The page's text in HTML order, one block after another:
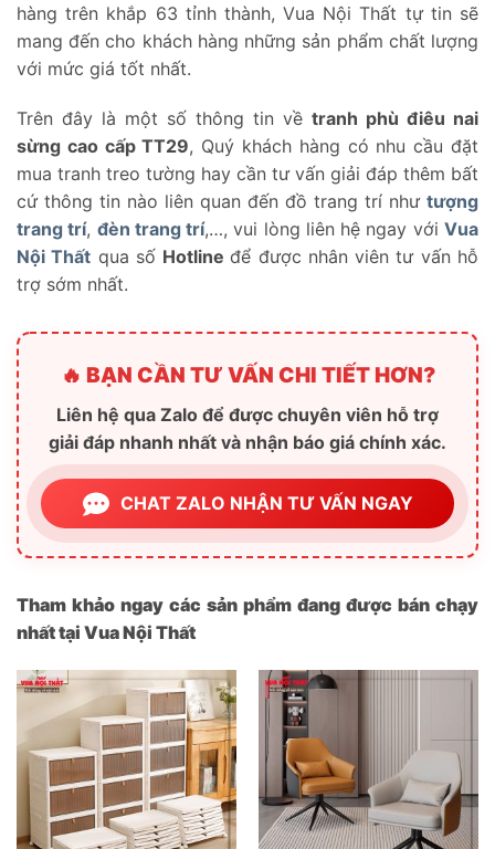
hàng trên khắp 63 tỉnh thành, Vua Nội Thất tự tin sẽ
mang đến cho khách hàng những sản phẩm chất lượng
với mức giá tốt nhất.
Trên đây là một số thông tin về tranh phù điêu nai
sừng cao cấp TT29, Quý khách hàng có nhu cầu đặt
mua tranh treo tường hay cần tư vấn giải đáp thêm bất
cứ thông tin nào liên quan đến đồ trang trí như tượng
trang trí, đèn trang trí,…, vui lòng liên hệ ngay vớiVua
Nội Thất qua số Hotlineđể được nhân viên tư vấn hỗ
trợ sớm nhất.
🔥 BẠN CẦN TƯ VẤN CHI TIẾT HƠN?
Liên hệ qua Zalo để được chuyên viên hỗ trợ
giải đáp nhanh nhất và nhận báo giá chính xác.
CHAT ZALO NHẬN TƯ VẤN NGAY
Tham khảo ngay các sản phẩm đang được bán chạy
nhất tại Vua Nội Thất